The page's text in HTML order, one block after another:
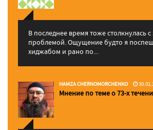
В последнее время тоже столкнулась с
проблемой. Ощущение будто я
хиджабом и рано по...
HAMZA CHERNOMORCHENKO
Мнение по теме о 73-х